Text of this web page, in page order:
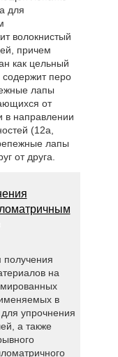
для
волокнистый
причем
как цельный
содержит перо
лапы
от
в направлении
(12a,
лапы
от друга.
получения
на
в
упрочнения
а также